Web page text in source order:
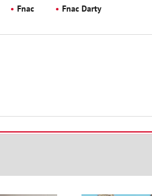
Fnac Fnac Darty